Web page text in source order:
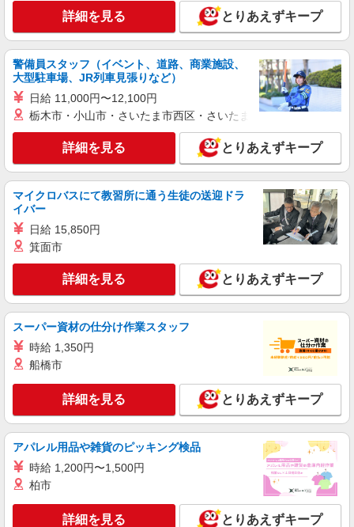
キープ 詳細を見る
アルバイト パート
アセットインベントリー株式会社 川越営業所
棚卸しスタッフ（短期の夜間商品カウント）
時給1,200円（22時以降は時給1,500円） ※7〜
9月の特別時給です！ ★初めてお仕事始める方に
出勤インセンティブあり！ 初日出勤日と出勤5日
目に各5,000円支給♪（規定有） ＼日払いOK／ 急
な出費の時も安心♪ 働いた分を給料日前に受け取
れます！
埼玉県川越市、所沢市、狭山市、坂戸市、及び
その周辺 ※基本直行直帰 ※日によって店舗は異な
ります。 ※場所により社用車送迎あり
詳細を見る
派遣社員
仕分け・ピッキング・梱包
時給1600円 月収例：252000円＝1600円×7時間
30分×21日勤務の場合＋残業代、交通費、深夜手
当別途支給 ※交通費実費支給／当社規定あり。
埼玉県川越市 的場駅から徒歩7分
ランスタッド株式会社 所沢支店（所沢事業所）/FTRZ115279
仕分け・ピッキング・梱包
時給1300円 夜22時〜翌5時までは深夜時給
1625円 ※交通費実費支給／当社規定あり。
埼玉県川越市南大塚 南大塚駅から徒歩7分
詳細を見る
詳細を見る とりあえずキープ
警備員スタッフ（イベント、道路、商業施設、
大型駐車場、JR列車見張りなど）
日給 11,000円〜12,100円
栃木市・小山市・さいたま市西区・さいたま市岩槻区・久喜市・
詳細を見る とりあえずキープ
マイクロバスにて教習所に通う生徒の送迎ドラ
イバー
日給 15,850円
箕面市
詳細を見る とりあえずキープ
スーパー資材の仕分け作業スタッフ
時給 1,350円
船橋市
詳細を見る とりあえずキープ
アパレル用品や雑貨のピッキング検品
時給 1,200円〜1,500円
柏市
詳細を見る とりあえずキープ